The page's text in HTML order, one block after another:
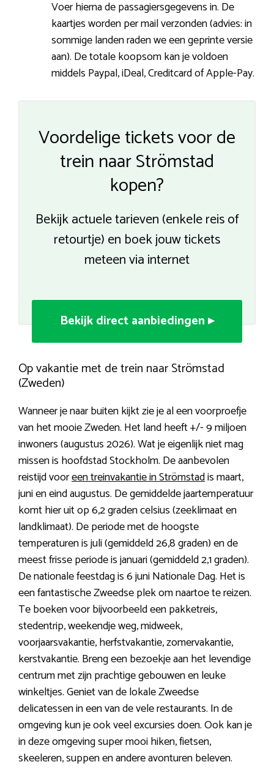
Voer hierna de passagiersgegevens in. De
kaartjes worden per mail verzonden (advies: in
sommige landen raden we een geprinte versie
aan). De totale koopsom kan je voldoen
middels Paypal, iDeal, Creditcard of Apple-Pay.
Voordelige tickets voor de
trein naar Strömstad
kopen?
Bekijk actuele tarieven (enkele reis of
retourtje) en boek jouw tickets
meteen via internet
Bekijk direct aanbiedingen ▸
Op vakantie met de trein naar Strömstad
(Zweden)
Wanneer je naar buiten kijkt zie je al een voorproefje
van het mooie Zweden. Het land heeft +/- 9 miljoen
inwoners (augustus 2026). Wat je eigenlijk niet mag
missen is hoofdstad Stockholm. De aanbevolen
reistijd vooreen treinvakantie in Strömstadis maart,
juni en eind augustus. De gemiddelde jaartemperatuur
komt hier uit op 6,2 graden celsius (zeeklimaat en
landklimaat). De periode met de hoogste
temperaturen is juli (gemiddeld 26,8 graden) en de
meest frisse periode is januari (gemiddeld 2,1 graden).
De nationale feestdag is 6 juni Nationale Dag. Het is
een fantastische Zweedse plek om naartoe te reizen.
Te boeken voor bijvoorbeeld een pakketreis,
stedentrip, weekendje weg, midweek,
voorjaarsvakantie, herfstvakantie, zomervakantie,
kerstvakantie. Breng een bezoekje aan het levendige
centrum met zijn prachtige gebouwen en leuke
winkeltjes. Geniet van de lokale Zweedse
delicatessen in een van de vele restaurants. In de
omgeving kun je ook veel excursies doen. Ook kan je
in deze omgeving super mooi hiken, fietsen,
skeeleren, suppen en andere avonturen beleven.